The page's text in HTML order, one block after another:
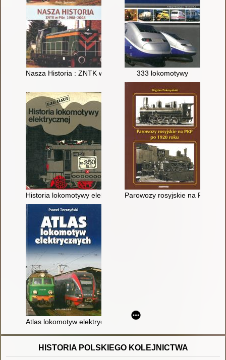
Nasza Historia : ZNTK w Pile 1908-2008333 lokomotywy
Historia lokomotywy elektrycznejParowozy rosyjskie na PKP po
Atlas lokomotyw elektrycznych
HISTORIA POLSKIEGO KOLEJNICTWA